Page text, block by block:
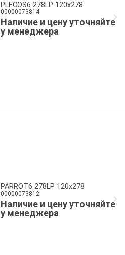
PLECOS6 278LP 120x278
00000073814
Наличие и цену уточняйте
у менеджера
PARROT6 278LP 120x278
00000073812
Наличие и цену уточняйте
у менеджера